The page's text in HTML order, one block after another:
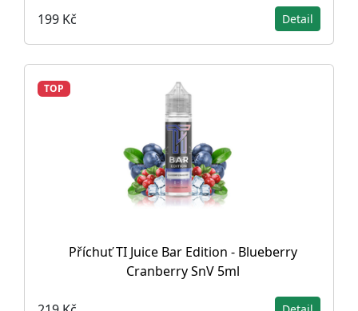
199 Kč Detail
TOP
Příchuť TI Juice Bar Edition - Blueberry
Cranberry SnV 5ml